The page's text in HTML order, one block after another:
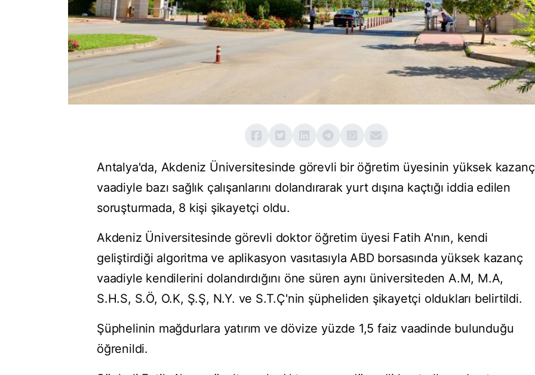
Antalya'da, Akdeniz Üniversitesinde görevli bir öğretim üyesinin yüksek kazanç
vaadiyle bazı sağlık çalışanlarını dolandırarak yurt dışına kaçtığı iddia edilen
soruşturmada, 8 kişi şikayetçi oldu.
Akdeniz Üniversitesinde görevli doktor öğretim üyesi Fatih A'nın, kendi
geliştirdiği algoritma ve aplikasyon vasıtasıyla ABD borsasında yüksek kazanç
vaadiyle kendilerini dolandırdığını öne süren aynı üniversiteden A.M, M.A,
S.H.S, S.Ö, O.K, Ş.Ş, N.Y. ve S.T.Ç'nin şüpheliden şikayetçi oldukları belirtildi.
Şüphelinin mağdurlara yatırım ve dövize yüzde 1,5 faiz vaadinde bulunduğu
öğrenildi.